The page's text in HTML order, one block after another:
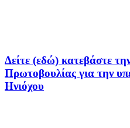
Δείτε (εδώ) κατεβάστε
Πρωτοβουλίας για την
Ηνιόχου